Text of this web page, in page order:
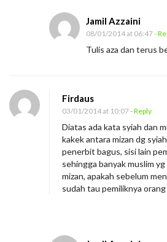
Jamil Azzaini
08/01/2014 at 06:47-
Tulis aza dan terus
Firdaus
03/01/2014 at 10:07- Reply
Diatas ada kata syiah dan
kakek antara mizan dg
penerbit bagus, sisi lain
sehingga banyak muslim
mizan, apakah sebelum
sudah tau pemiliknya orang